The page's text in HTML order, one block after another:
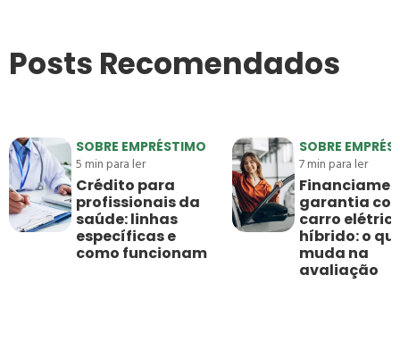
Posts Recomendados
SOBRE EMPRÉSTIMO
5min para ler
Crédito para
profissionais da
saúde: linhas
específicas e
como funcionam
SOBRE
7min para ler
garantia
carro
híbrido: o
muda na
avaliação